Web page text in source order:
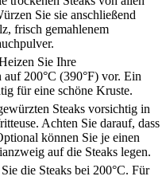
Sie sie anschließend
frisch gemahlenem
Sie Ihre
200°C (390°F) vor. Ein
für eine schöne Kruste.
Steaks vorsichtig in
Achten Sie darauf, dass
können Sie je einen
auf die Steaks legen.
die Steaks bei 200°C. Für